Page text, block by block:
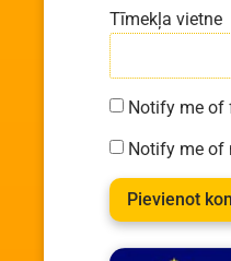
Tīmekļa vietne
Notify me of
Notify me of